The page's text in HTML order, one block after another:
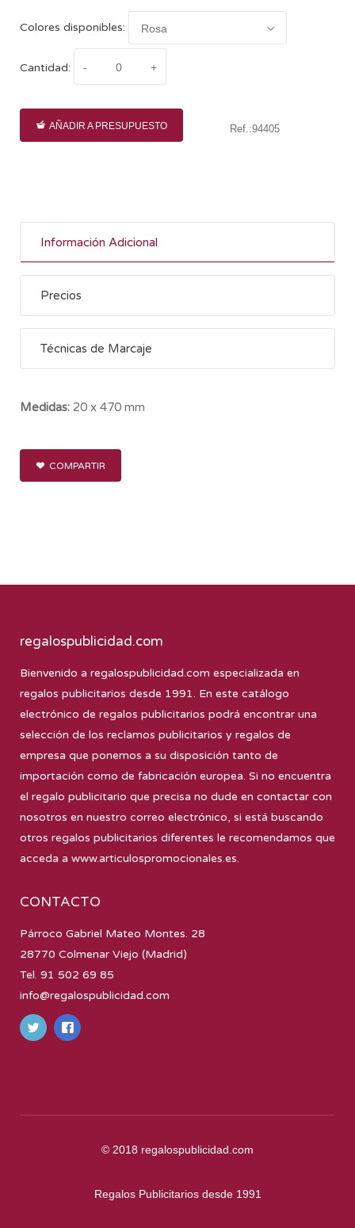
Colores disponibles:
Cantidad:
AÑADIR A PRESUPUESTO Ref.:94405
Información Adicional
Precios
Técnicas de Marcaje
Medidas: 20 x 470 mm
COMPARTIR
regalospublicidad.com
Bienvenido a regalospublicidad.com especializada en
regalos publicitarios desde 1991. En este catálogo
electrónico de regalos publicitarios podrá encontrar una
selección de los reclamos publicitarios y regalos de
empresa que ponemos a su disposición tanto de
importación como de fabricación europea. Si no encuentra
el regalo publicitario que precisa no dude en contactar con
nosotros en nuestro correo electrónico, si está buscando
otros regalos publicitarios diferentes le recomendamos que
acceda a www.articulospromocionales.es.
CONTACTO
Párroco Gabriel Mateo Montes. 28
28770 Colmenar Viejo (Madrid)
Tel. 91 502 69 85
info@regalospublicidad.com
© 2018 regalospublicidad.com
Regalos Publicitarios desde 1991